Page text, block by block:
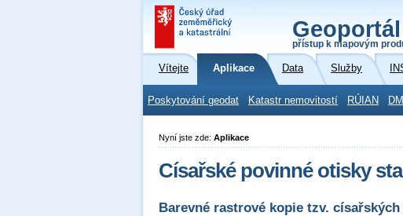
přístup k mapovým
Vítejte Aplikace Data Služby
Poskytování geodat Katastr nemovitostí RÚIAN
Nyní jste zde: Aplikace
Císařské povinné otisky
Barevné rastrové kopie tzv.